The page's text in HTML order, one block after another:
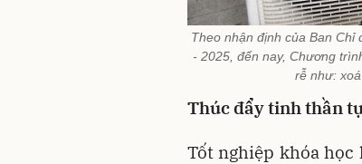
Theo nhận định của Ban
- 2025, đến nay, Chương
rễ như:
Thúc đẩy tinh thần
Tốt nghiệp khóa